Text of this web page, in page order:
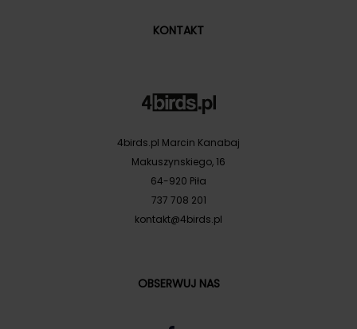
KONTAKT
4birds.pl Marcin Kanabaj
Makuszynskiego, 16
64-920 Piła
737 708 201
kontakt@4birds.pl
OBSERWUJ NAS